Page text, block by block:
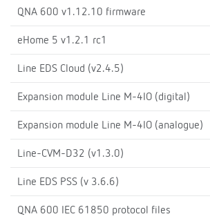
QNA 600 v1.12.10 firmware
eHome 5 v1.2.1 rc1
Line EDS Cloud (v2.4.5)
Expansion module Line M-4IO (digital)
Expansion module Line M-4IO (analogue)
Line-CVM-D32 (v1.3.0)
Line EDS PSS (v 3.6.6)
QNA 600 IEC 61850 protocol files